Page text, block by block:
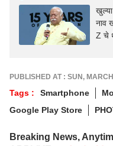
नाव
Z चे
PUBLISHED AT : SUN,
Tags : Smartphone
Google Play Store
Breaking News,